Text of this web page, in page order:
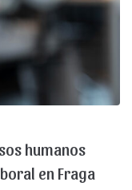
humanos
en Fraga